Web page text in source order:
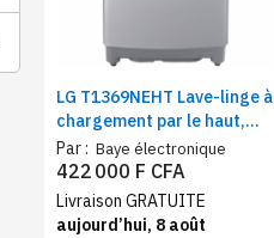
LG T1369NEHT Lave-linge à
chargement par le haut,
Capacité 13 Kg, Smart
Inverter
Par : Baye électronique
422 000 F CFA
Livraison GRATUITE
aujourd’hui, 8 août